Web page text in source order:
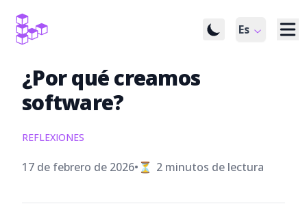
Es
¿Por qué creamos
software?
REFLEXIONES
Publicado el
17 de febrero de 2026• ⏳ 2 minutos de lectura